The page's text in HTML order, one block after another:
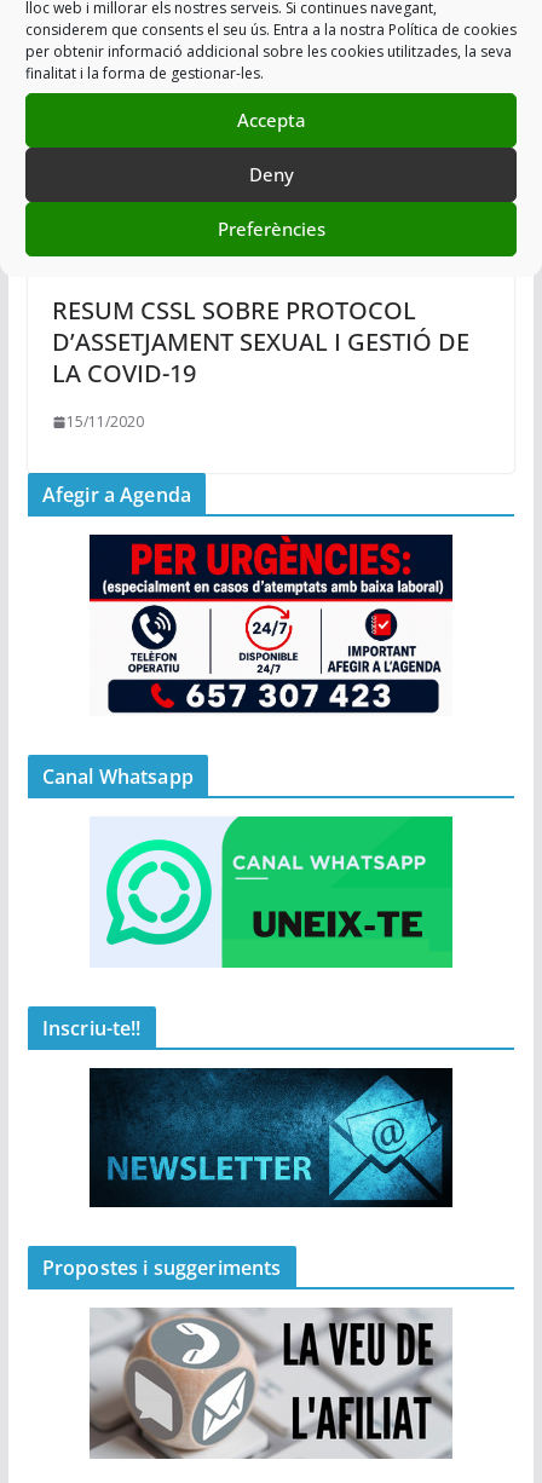
lloc web i millorar els nostres serveis. Si continues navegant,
considerem que consents el seu ús. Entra a la nostra Política de cookies
per obtenir informació addicional sobre les cookies utilitzades, la seva
finalitat i la forma de gestionar-les.
Accepta
Deny
Preferències
RESUM CSSL SOBRE PROTOCOL
D’ASSETJAMENT SEXUAL I GESTIÓ DE
LA COVID-19
15/11/2020
Afegir a Agenda
Canal Whatsapp
Inscriu-te!!
Propostes i suggeriments